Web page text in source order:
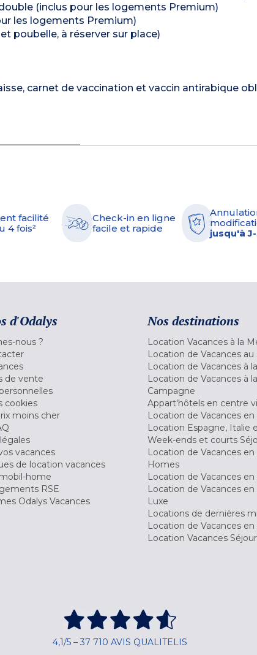
(inclus pour les logements Premium)
les logements Premium)
poubelle, à réserver sur place)
carnet de vaccination et vaccin antirabique
facilité
4 fois²
Check-in en ligne
facile et rapide
jusqu'à
d'Odalys
nous ?
de vente
cookies
moins cher
vacances
de location vacances
home
RSE
Odalys Vacances
Nos destinations
Location Vacances à la
Location de Vacances au
Location de Vacances à
Location de Vacances à la
Campagne
Appart'hôtels en centre
Location de Vacances en
Location Espagne, Italie
Week-ends et courts
Location de Vacances en
Homes
Location de Vacances en
Location de Vacances en
Luxe
Locations de dernières
Location de Vacances
Location Vacances
4,1/5 – 37 710 AVIS QUALITELIS